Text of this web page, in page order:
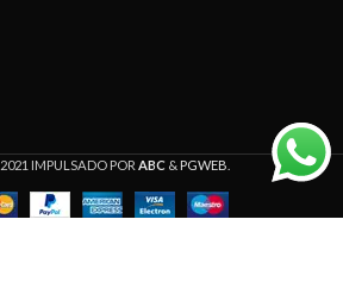
2021 IMPULSADO POR ABC &PGWEB